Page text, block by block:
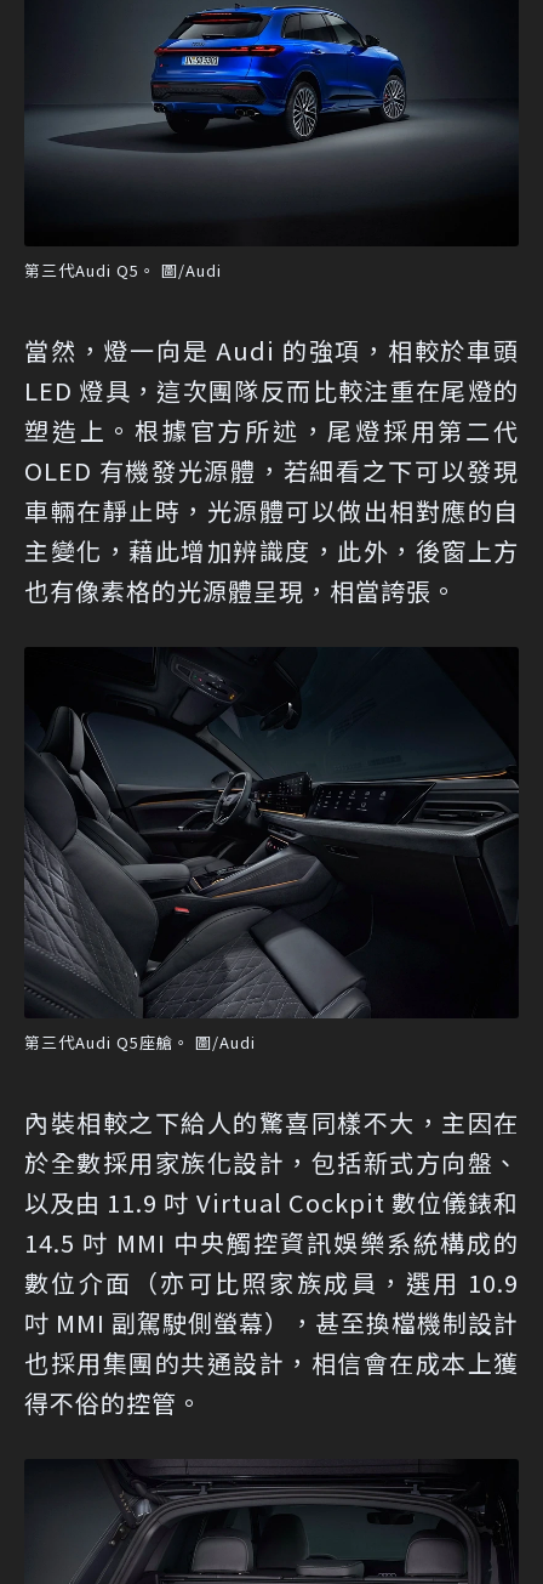
第三代Audi Q5。 圖/Audi
當然，燈一向是 Audi 的強項，相較於車頭
LED 燈具，這次團隊反而比較注重在尾燈的
塑造上。根據官方所述，尾燈採用第二代
OLED 有機發光源體，若細看之下可以發現
車輛在靜止時，光源體可以做出相對應的自
主變化，藉此增加辨識度，此外，後窗上方
也有像素格的光源體呈現，相當誇張。
第三代Audi Q5座艙。 圖/Audi
內裝相較之下給人的驚喜同樣不大，主因在
於全數採用家族化設計，包括新式方向盤、
以及由 11.9 吋 Virtual Cockpit 數位儀錶和
14.5 吋 MMI 中央觸控資訊娛樂系統構成的
數位介面（亦可比照家族成員，選用 10.9
吋 MMI 副駕駛側螢幕），甚至換檔機制設計
也採用集團的共通設計，相信會在成本上獲
得不俗的控管。